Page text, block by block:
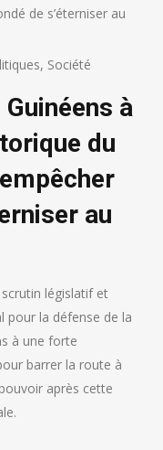
de s’éterniser au
, Société
à
du
au
législatif et
pour la défense de la
à une forte
barrer la route à
après cette